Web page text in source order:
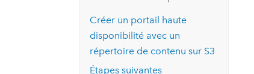
Créer un portail haute
disponibilité avec un
répertoire de contenu sur S3
Étapes suivantes